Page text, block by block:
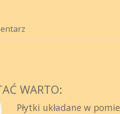
WARTO:
Płytki układane w